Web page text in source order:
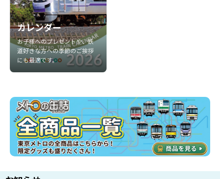
カレンダー
お子様へのプレゼントや、鉄
道好きな方への季節のご挨拶
にも最適です。